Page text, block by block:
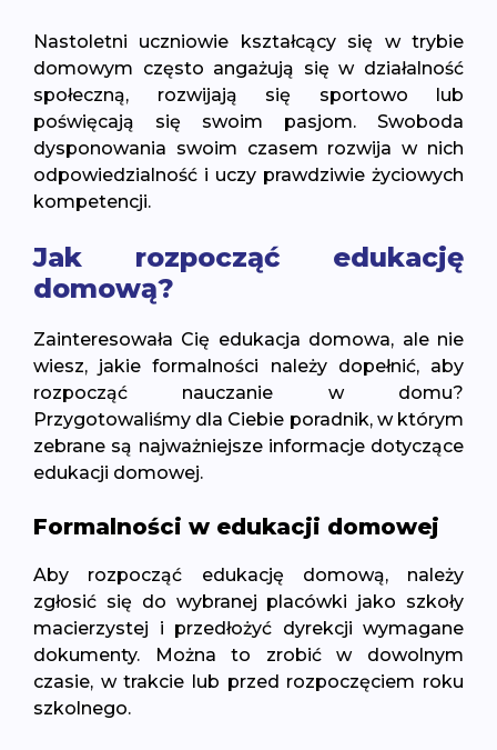
Nastoletni uczniowie kształcący się w trybie
domowym często angażują się w działalność
społeczną, rozwijają się sportowo lub
poświęcają się swoim pasjom. Swoboda
dysponowania swoim czasem rozwija w nich
odpowiedzialność i uczy prawdziwie życiowych
kompetencji.
Jak rozpocząć edukację
domową?
Zainteresowała Cię edukacja domowa, ale nie
wiesz, jakie formalności należy dopełnić, aby
rozpocząć nauczanie w domu?
Przygotowaliśmy dla Ciebie poradnik, w którym
zebrane są najważniejsze informacje dotyczące
edukacji domowej.
Formalności w edukacji domowej
Aby rozpocząć edukację domową, należy
zgłosić się do wybranej placówki jako szkoły
macierzystej i przedłożyć dyrekcji wymagane
dokumenty. Można to zrobić w dowolnym
czasie, w trakcie lub przed rozpoczęciem roku
szkolnego.